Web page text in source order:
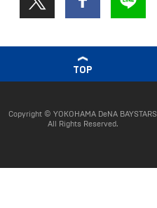
TOP
Copyright © YOKOHAMA DeNA BAYSTARS
All Rights Reserved.